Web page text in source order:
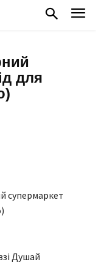
для
супермаркет
Душай